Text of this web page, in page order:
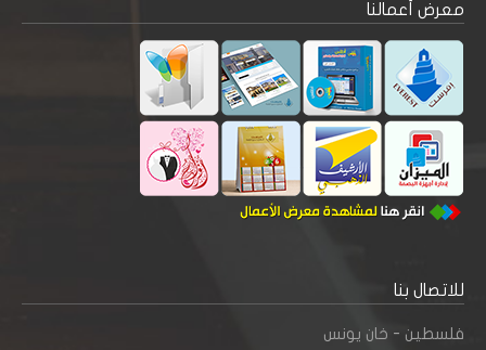
معرض أعمالنا
للاتصال بنا
فلسطين - خان يونس